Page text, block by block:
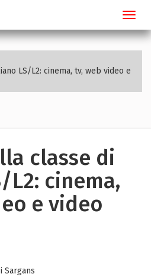
LS/L2: cinema, tv, web video e
classe di
cinema,
e video
Sargans